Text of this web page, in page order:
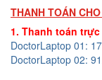
THANH TOÁN
1. Thanh toán
DoctorLaptop 01:
DoctorLaptop 02: